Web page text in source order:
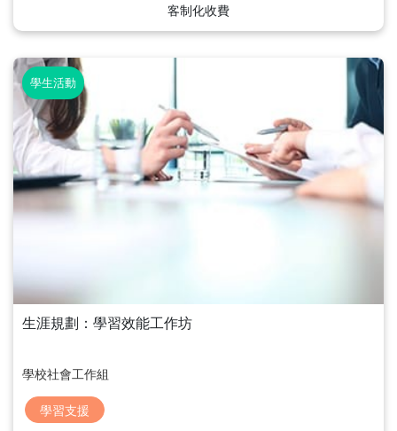
客制化收費
學生活動
生涯規劃：學習效能工作坊
學校社會工作組
學習支援